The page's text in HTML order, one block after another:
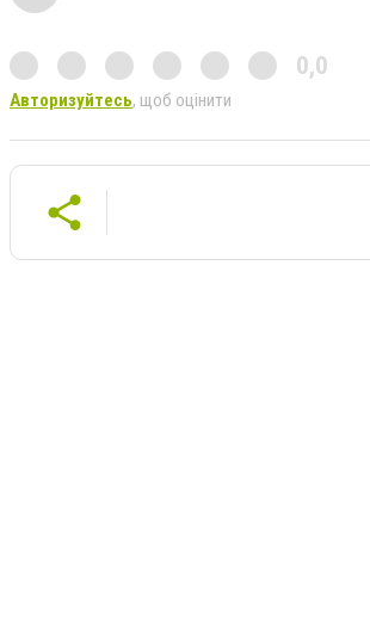
0,0
Авторизуйтесь, щоб оцінити